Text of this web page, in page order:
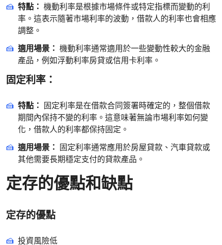
特點： 機動利率是根據市場條件或特定指標而變動的利
率。這表示隨著市場利率的波動，借款人的利率也會相應
調整。
適用場景： 機動利率通常適用於一些變動性較大的金融
產品，例如浮動利率房貸或信用卡利率。
固定利率：
特點： 固定利率是在借款合同簽署時確定的，整個借款
期間內保持不變的利率。這意味著無論市場利率如何變
化，借款人的利率都保持固定。
適用場景： 固定利率通常應用於房屋貸款、汽車貸款或
其他需要長期穩定支付的貸款產品。
定存的優點和缺點
定存的優點
投資風險低